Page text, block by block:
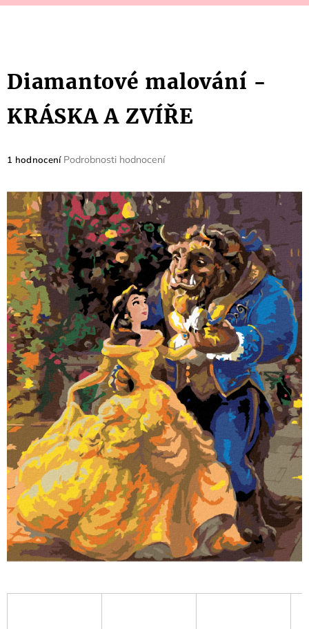
Diamantové malování -
KRÁSKA A ZVÍŘE
Průměrné
je
z
5
hvězdiček.
1 hodnocení Podrobnosti hodnocení